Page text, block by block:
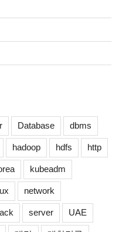
Database dbms
hadoop hdfs http
kubeadm
network
server UAE